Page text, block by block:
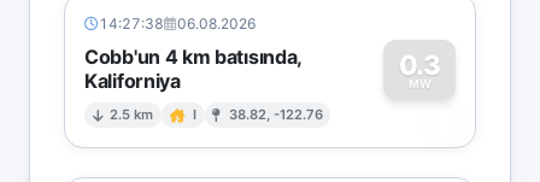
14:27:38 06.08.2026
Cobb'un 4 km batısında,
Kaliforniya
2.5 km I 38.82, -122.76
0.3
MW
0